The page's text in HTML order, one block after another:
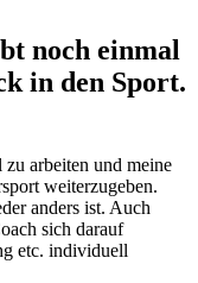
noch einmal
in den Sport.
arbeiten und meine
weiterzugeben.
anders ist. Auch
sich darauf
etc. individuell